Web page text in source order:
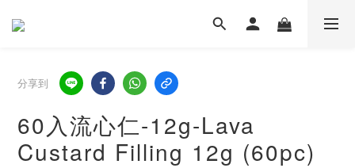
分享到
60入流心仁-12g-Lava
Custard Filling 12g (60pc)